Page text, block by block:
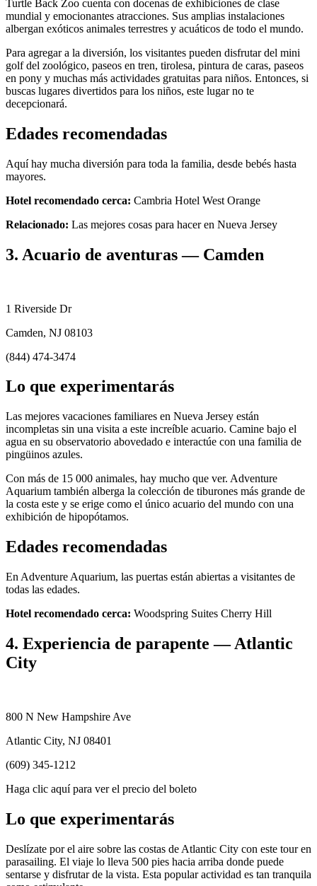
Turtle Back Zoo cuenta con docenas de exhibiciones de clase
mundial y emocionantes atracciones. Sus amplias instalaciones
albergan exóticos animales terrestres y acuáticos de todo el mundo.
Para agregar a la diversión, los visitantes pueden disfrutar del mini
golf del zoológico, paseos en tren, tirolesa, pintura de caras, paseos
en pony y muchas más actividades gratuitas para niños. Entonces, si
buscas lugares divertidos para los niños, este lugar no te
decepcionará.
Edades recomendadas
Aquí hay mucha diversión para toda la familia, desde bebés hasta
mayores.
Hotel recomendado cerca: Cambria Hotel West Orange
Relacionado: Las mejores cosas para hacer en Nueva Jersey
3. Acuario de aventuras — Camden
1 Riverside Dr
Camden, NJ 08103
(844) 474-3474
Lo que experimentarás
Las mejores vacaciones familiares en Nueva Jersey están
incompletas sin una visita a este increíble acuario. Camine bajo el
agua en su observatorio abovedado e interactúe con una familia de
pingüinos azules.
Con más de 15 000 animales, hay mucho que ver. Adventure
Aquarium también alberga la colección de tiburones más grande de
la costa este y se erige como el único acuario del mundo con una
exhibición de hipopótamos.
Edades recomendadas
En Adventure Aquarium, las puertas están abiertas a visitantes de
todas las edades.
Hotel recomendado cerca: Woodspring Suites Cherry Hill
4. Experiencia de parapente — Atlantic
City
800 N New Hampshire Ave
Atlantic City, NJ 08401
(609) 345-1212
Haga clic aquí para ver el precio del boleto
Lo que experimentarás
Deslízate por el aire sobre las costas de Atlantic City con este tour en
parasailing. El viaje lo lleva 500 pies hacia arriba donde puede
sentarse y disfrutar de la vista. Esta popular actividad es tan tranquila